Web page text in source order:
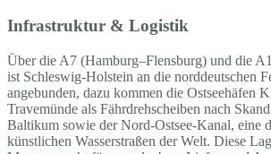
Infrastruktur & Logistik
Über die A7 (Hamburg–Flensburg) und die
ist Schleswig-Holstein an die norddeutschen
angebunden, dazu kommen die Ostseehäfen
Travemünde als Fährdrehscheiben nach
Baltikum sowie der Nord-Ostsee-Kanal, eine
künstlichen Wasserstraßen der Welt. Diese